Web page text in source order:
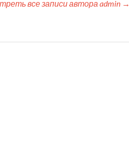
все записи автора admin →